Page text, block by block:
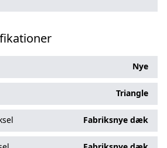
Nye
Triangle
Fabriksnye dæk